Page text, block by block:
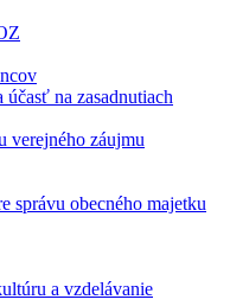
na zasadnutiach
verejného záujmu
správu obecného majetku
a vzdelávanie